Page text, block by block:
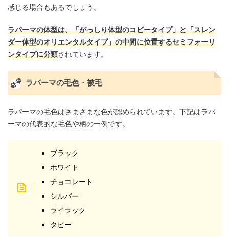
感じる場合もあるでしょう。
ラパーマの体型は、「がっしり体型のコビータイプ」と「スレン
ダー体型のオリエンタルタイプ」の中間に位置するセミフォーリ
ンタイプに分類されています。
ラパーマの毛色・被毛
ラパーマの毛色はさまざまな色が認められています。下記はラパ
ーマの代表的な毛色や柄の一例です。
ブラック
ホワイト
チョコレート
シルバー
ライラック
タビー